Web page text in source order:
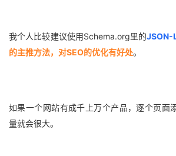
我个人比较建议使用Schema.org里的JSON-
的主推方法，对SEO的优化有好处。
如果一个网站有成千上万个产品，逐个页面
量就会很大。